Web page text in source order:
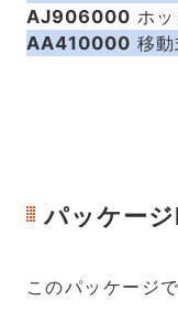
AJ906000 ホ
AA410000 移
パッケージ
このパッケージ